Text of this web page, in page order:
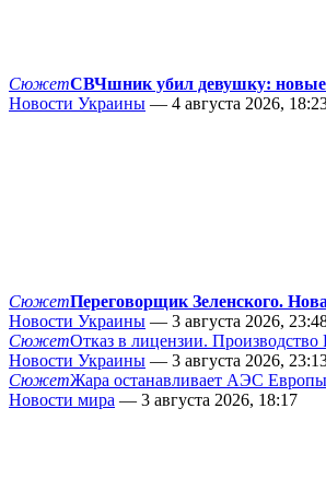
СюжетСВЧшник убил девушку: новые
Новости Украины — 4 августа 2026,
СюжетПереговорщик Зеленского.
Новости Украины — 3 августа 2026,
СюжетОтказ в лицензии. Производство
Новости Украины — 3 августа 2026,
СюжетЖара останавливает АЭС
Новости мира — 3 августа 2026, 18:17